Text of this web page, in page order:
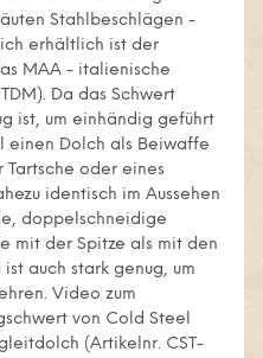
Stahlbeschlägen -
erhältlich ist der
MAA - italienische
Da das Schwert
ist, um einhändig geführt
einen Dolch als Beiwaffe
oder eines
identisch im Aussehen
doppelschneidige
mit der Spitze als mit den
auch stark genug, um
Video zum
von Cold Steel
(Artikelnr. CST-